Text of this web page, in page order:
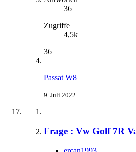
36
Zugriffe
4,5k
36
Passat W8
9. Juli 2022
Frage : Vw Golf 7R